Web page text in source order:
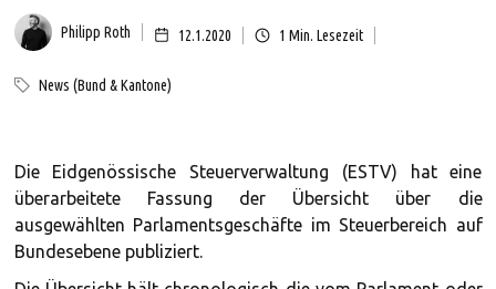
Philipp Roth 12.1.2020 1 Min. Lesezeit
News (Bund & Kantone)
Die Eidgenössische Steuerverwaltung (ESTV) hat eine
überarbeitete Fassung der Übersicht über die
ausgewählten Parlamentsgeschäfte im Steuerbereich auf
Bundesebene publiziert.